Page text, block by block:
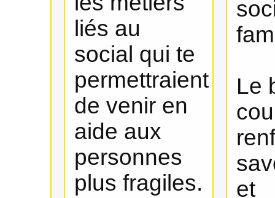
liés au
social qui te
permettraient
de venir en
aide aux
personnes
plus fragiles.
Le
et